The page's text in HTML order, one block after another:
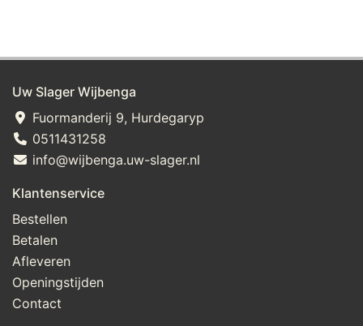
Uw Slager Wijbenga
Fuormanderij 9, Hurdegaryp
0511431258
info@wijbenga.uw-slager.nl
Klantenservice
Bestellen
Betalen
Afleveren
Openingstijden
Contact